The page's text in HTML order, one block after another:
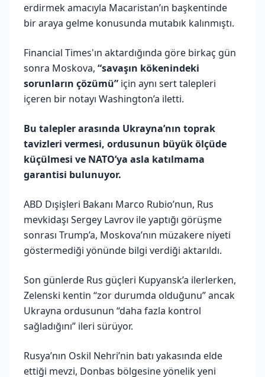
erdirmek amacıyla Macaristan’ın başkentinde
bir araya gelme konusunda mutabık kalınmıştı.
Financial Times'ın aktardığında göre birkaç gün
sonra Moskova, “savaşın kökenindeki
sorunların çözümü” için aynı sert talepleri
içeren bir notayı Washington’a iletti.
Bu talepler arasında Ukrayna’nın toprak
tavizleri vermesi, ordusunun büyük ölçüde
küçülmesi ve NATO’ya asla katılmama
garantisi bulunuyor.
ABD Dışişleri Bakanı Marco Rubio’nun, Rus
mevkidaşı Sergey Lavrov ile yaptığı görüşme
sonrası Trump’a, Moskova’nın müzakere niyeti
göstermediği yönünde bilgi verdiği aktarıldı.
Son günlerde Rus güçleri Kupyansk’a ilerlerken,
Zelenski kentin “zor durumda olduğunu” ancak
Ukrayna ordusunun “daha fazla kontrol
sağladığını” ileri sürüyor.
Rusya’nın Oskil Nehri’nin batı yakasında elde
ettiği mevzi, Donbas bölgesine yönelik yeni